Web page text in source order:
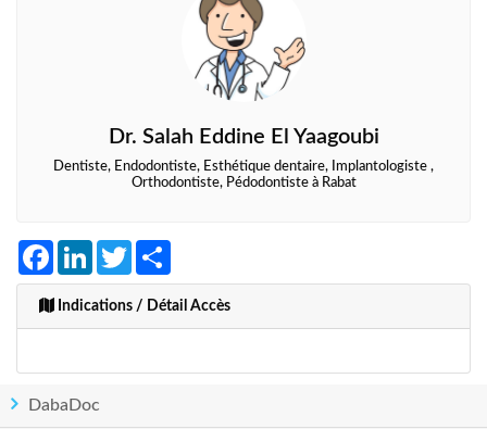
Dr. Salah Eddine El Yaagoubi
Dentiste, Endodontiste, Esthétique dentaire, Implantologiste ,
Orthodontiste, Pédodontiste à Rabat
FacebookLinkedInTwitter
Indications / Détail Accès
DabaDoc